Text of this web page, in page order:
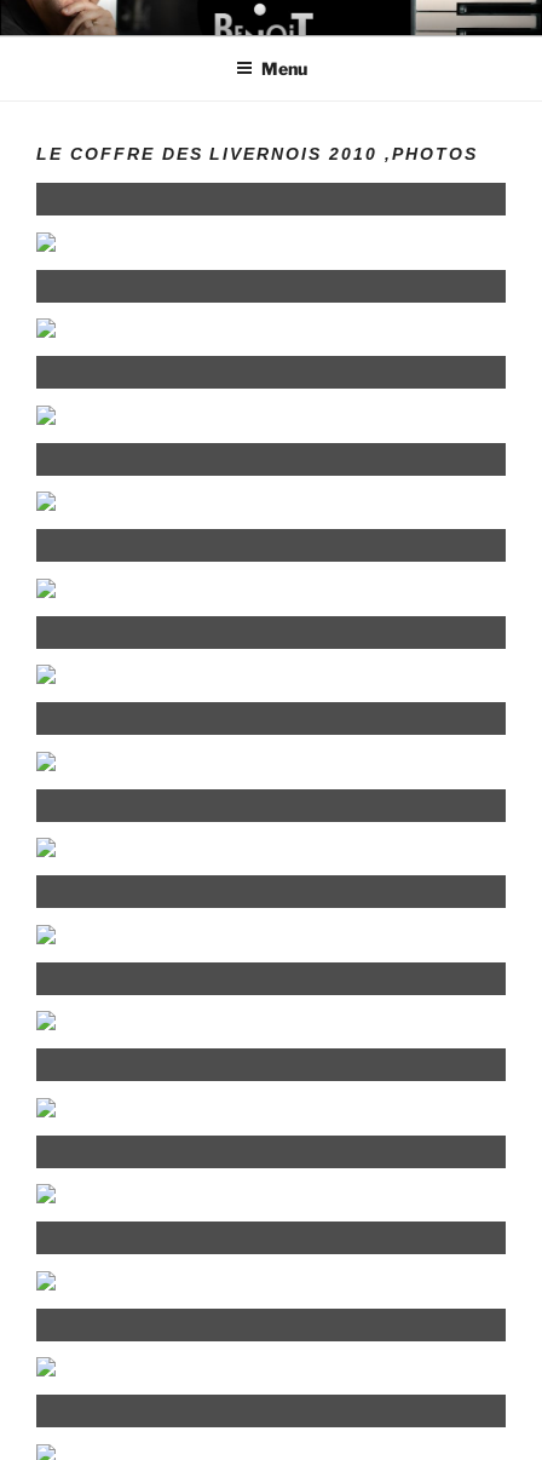
Aller
au
LE MONDE DE BENOIT
Créateur de projets
Menu
LE COFFRE DES LIVERNOIS 2010 ,PHOTOS